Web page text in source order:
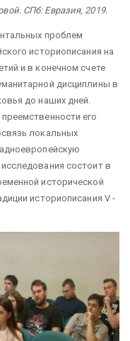
СПб: Евразия, 2019.
проблем
историописания на
и в конечном счете
дисциплины в
до наших дней.
его
локальных
состоит в
исторической
историописания V -